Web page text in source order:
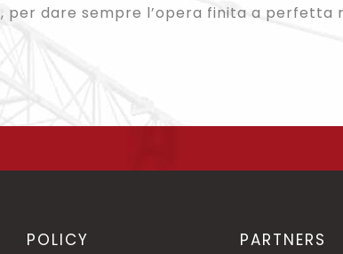
dare sempre l’opera finita a perfetta
POLICY PARTNERS